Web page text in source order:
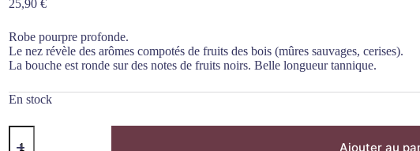
25,90 €
Robe pourpre profonde.
Le nez révèle des arômes compotés de fruits des bois (mûres sauvages, cerises).
La bouche est ronde sur des notes de fruits noirs. Belle longueur tannique.
En stock
quantité
de
Ajouter au